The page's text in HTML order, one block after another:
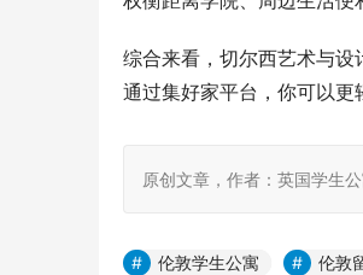
综合来看，切尔西艺术与设
通过集好家平台，你可以更
原创文章，作者：英国学生
伦敦学生公寓 伦敦